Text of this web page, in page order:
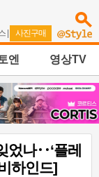
| 사진구매
엔 영상TV
었나‥‘플레
하인드]